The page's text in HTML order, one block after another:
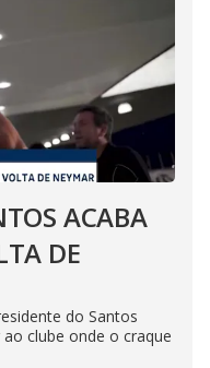
ACABA
DE
do Santos
clube onde o craque